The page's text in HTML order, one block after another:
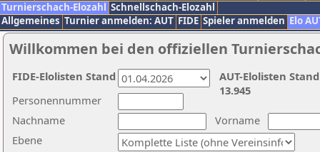
Turnierschach-Elozahl Schnellschach-Elozahl
Allgemeines Turnier anmelden: AUT FIDE Spieler anmelden Elo
Willkommen bei den offiziellen
Nachname
Vorname
Ebene
Personennummer
AUT-Elolisten
13.945
FIDE-Elolisten Stand